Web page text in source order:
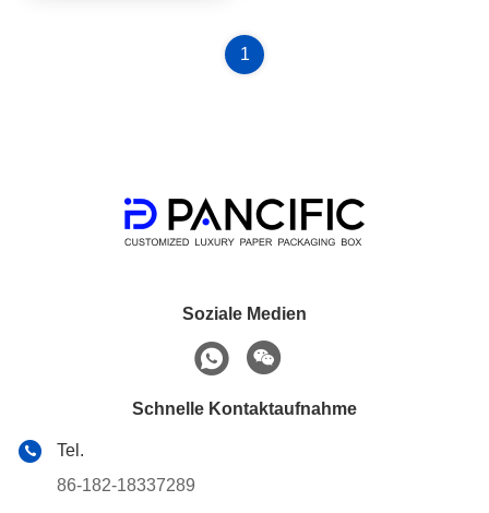
1
Soziale Medien
Schnelle Kontaktaufnahme
Tel.
86-182-18337289